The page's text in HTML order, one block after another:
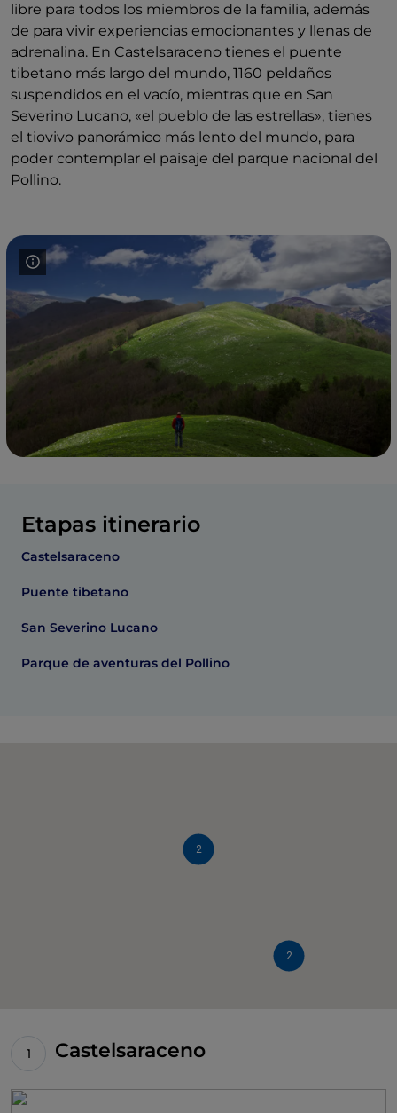
libre para todos los miembros de la familia, además
de para vivir experiencias emocionantes y llenas de
adrenalina. En Castelsaraceno tienes el puente
tibetano más largo del mundo, 1160 peldaños
suspendidos en el vacío, mientras que en San
Severino Lucano, «el pueblo de las estrellas», tienes
el tiovivo panorámico más lento del mundo, para
poder contemplar el paisaje del parque nacional del
Pollino.
Etapas itinerario
Castelsaraceno
Puente tibetano
San Severino Lucano
Parque de aventuras del Pollino
2
2
Castelsaraceno